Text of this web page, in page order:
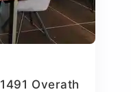
Overath